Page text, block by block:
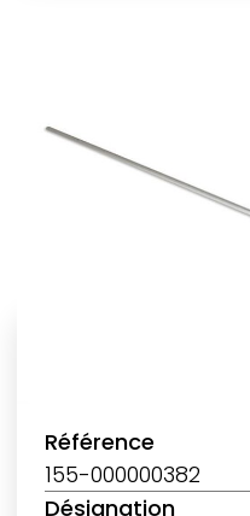
Référence
155-000000382
Désignation